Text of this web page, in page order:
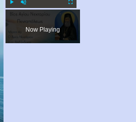
Play Unmute Fullscreen
Now Playing